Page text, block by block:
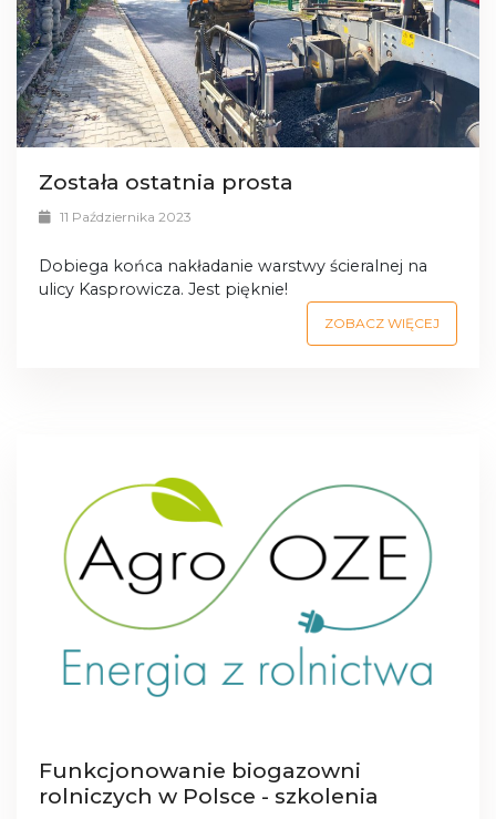
Została ostatnia prosta
11 Października 2023
Dobiega końca nakładanie warstwy ścieralnej na
ulicy Kasprowicza. Jest pięknie!
ZOBACZ WIĘCEJ
Funkcjonowanie biogazowni
rolniczych w Polsce - szkolenia